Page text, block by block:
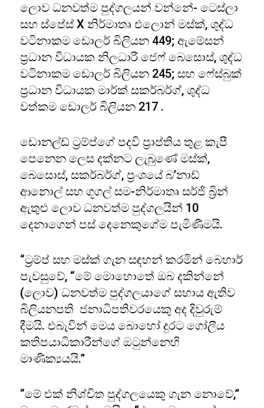
ලොව ධනවත්ම පුද්ගලයන් වන්නේ- ටෙස්ලා
සහ ස්පේස් X නිර්මාතෘ එලොන් මස්ක්, ශුද්ධ
වටිනාකම ඩොලර් බිලියන 449; ඇමේසන්
ප්‍රධාන විධායක නිලධාරී ජෙෆ් බෙසොස්, ශුද්ධ
වටිනාකම ඩොලර් බිලියන 245; සහ ෆේස්බුක්
ප්‍රධාන විධායක මාර්ක් සකර්බර්ග්, ශුද්ධ
වත්කම ඩොලර් බිලියන 217 .
ඩොනල්ඩ් ට්‍රම්ප්ගේ පදවි ප්‍රාප්තිය තුළ කැපී
පෙනෙන ලෙස දක්නට ලැබුණේ මස්ක්,
බෙසොස්, සකර්බර්ග්, ප්‍රංශයේ බ’නාඩ්
ආනොල් සහ ගූගල් සම-නිර්මාතෘ සර්ජි බ්‍රින්
ඇතුළු ලොව ධනවත්ම පුද්ගලයින් 10
දෙනාගෙන් පස් දෙනෙකුගේම පැමිණීමයි.
“ට්‍රම්ප් සහ මස්ක් ගැන සඳහන් කරමින් බෙහාර්
පැවසුවේ, “මේ මොහොතේ ඔබ දකින්නේ
(ලොව) ධනවත්ම පුද්ගලයාගේ සහාය ඇතිව
බිලියනපති ජනාධිපතිවරයෙකු අද දිවුරුම්
දීමයි. එබැවින් මෙය බොහෝ දුරට ගෝලීය
කතිපයාධිකාරීන්ගේ ඔටුන්නෙහි
මාණික්‍යයයි.”
“මේ එක් නිශ්චිත පුද්ගලයෙකු ගැන නොවේ,”